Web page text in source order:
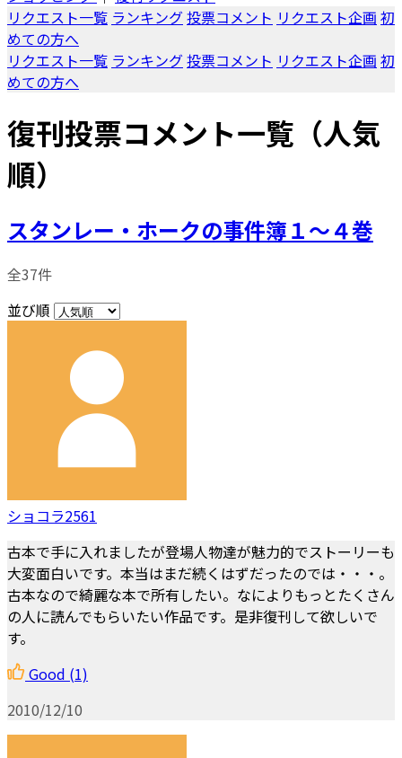
リクエスト一覧 ランキング投票コメント リクエスト企画 初
めての方へ
リクエスト一覧 ランキング投票コメント リクエスト企画 初
めての方へ
復刊投票コメント一覧（人気
順）
スタンレー・ホークの事件簿１～４巻
全37件
並び順
ショコラ2561
古本で手に入れましたが登場人物達が魅力的でストーリーも
大変面白いです。本当はまだ続くはずだったのでは・・・。
古本なので綺麗な本で所有したい。なによりもっとたくさん
の人に読んでもらいたい作品です。是非復刊して欲しいで
す。
Good (1)
2010/12/10